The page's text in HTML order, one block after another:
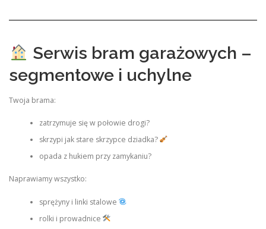
Serwis bram garażowych –
segmentowe i uchylne
Twoja brama:
zatrzymuje się w połowie drogi?
skrzypi jak stare skrzypce dziadka?
opada z hukiem przy zamykaniu?
Naprawiamy wszystko:
sprężyny i linki stalowe
rolki i prowadnice